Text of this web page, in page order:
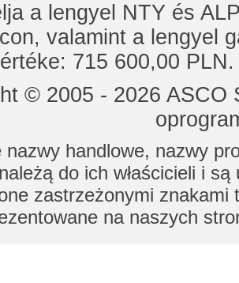
a lengyel NTY és
valamint a lengyel
715 600,00
© 2005 - 2026
nazwy handlowe, nazwy
do ich właścicieli i
zastrzeżonymi znakami
na naszych